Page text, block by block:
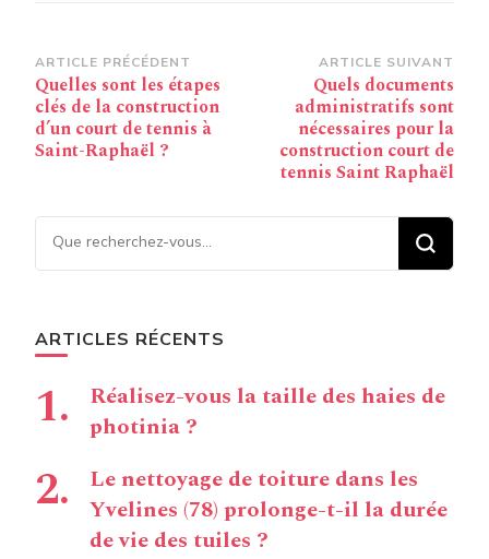
Navigation
d’article
ARTICLE PRÉCÉDENT
Quelles sont les étapes
clés de la construction
d’un court de tennis à
Saint-Raphaël ?
ARTICLE SUIVANT
Quels documents
administratifs sont
nécessaires pour la
construction court de
tennis Saint Raphaël
Vous recherchiez quelque
chose ?
ARTICLES RÉCENTS
Réalisez-vous la taille des haies de
photinia ?
Le nettoyage de toiture dans les
Yvelines (78) prolonge-t-il la durée
de vie des tuiles ?